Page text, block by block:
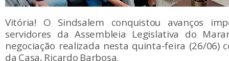
Vitória! O Sindsalem conquistou avanços
servidores da Assembleia Legislativa do
negociação realizada nesta quinta-feira (26/06)
da Casa, Ricardo Barbosa.